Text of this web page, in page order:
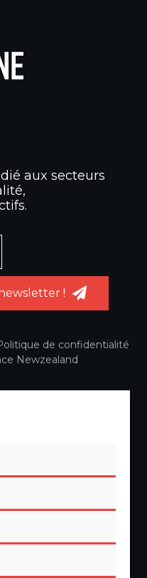
aux secteurs
!
de confidentialité
Newzealand